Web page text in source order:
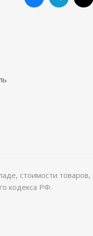
стоимости
кодекса РФ.